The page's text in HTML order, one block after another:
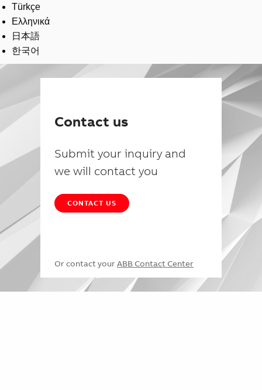
Türkçe
Ελληνικά
日本語
한국어
Contact us
Submit your inquiry and
we will contact you
CONTACT US
Or contact your ABB Contact Center